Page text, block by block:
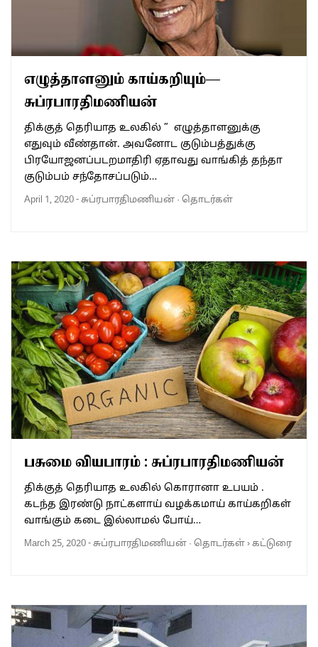
எழுத்தாளனும் காய்கறியும்—
சுப்ரபாரதிமணியன்
திக்குத் தெரியாத உலகில் ” எழுத்தாளனுக்கு
எதுவும் வீண்தான். அவனோட குடும்பத்துக்கு
பிரயோஜனப்படறமாதிரி ஏதாவது வாங்கித் தந்தா
குடும்பம் சந்தோசப்படும்…
April 1, 2020-சுப்ரபாரதிமணியன் · தொடர்கள்
பசுமை வியபாரம் : சுப்ரபாரதிமணியன்
திக்குத் தெரியாத உலகில் கொரானா உபயம் .
கடந்த இரண்டு நாட்களாய் வழக்கமாய் காய்கறிகள்
வாங்கும் கடை இல்லாமல் போய்…
March 25, 2020-சுப்ரபாரதிமணியன் · தொடர்கள்›கட்டுரை